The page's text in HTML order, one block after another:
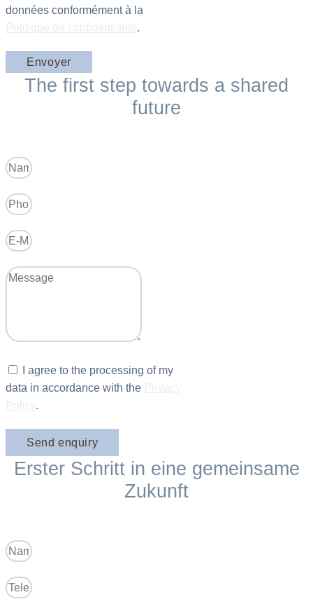
données conformément à la
.
Envoyer
The first step towards a shared
future
I agree to the processing of my
data in accordance with the
.
Send enquiry
Erster Schritt in eine gemeinsame
Zukunft